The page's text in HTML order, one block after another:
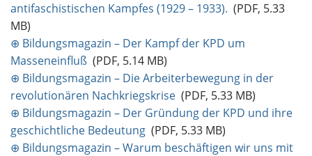
antifaschistischen Kampfes (1929 – 1933). (PDF, 5.33
MB)
⊕ Bildungsmagazin – Der Kampf der KPD um
Masseneinfluß (PDF, 5.14 MB)
⊕ Bildungsmagazin – Die Arbeiterbewegung in der
revolutionären Nachkriegskrise (PDF, 5.33 MB)
⊕ Bildungsmagazin – Der Gründung der KPD und ihre
geschichtliche Bedeutung (PDF, 5.33 MB)
⊕ Bildungsmagazin – Warum beschäftigen wir uns mit